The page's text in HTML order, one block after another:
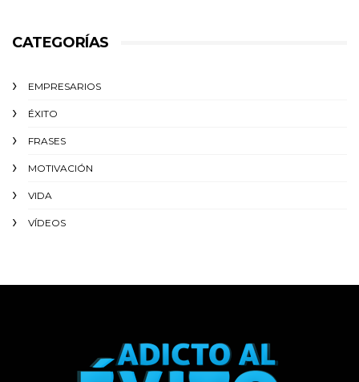
CATEGORÍAS
EMPRESARIOS
ÉXITO‬
FRASES
MOTIVACIÓN
VIDA
VÍDEOS